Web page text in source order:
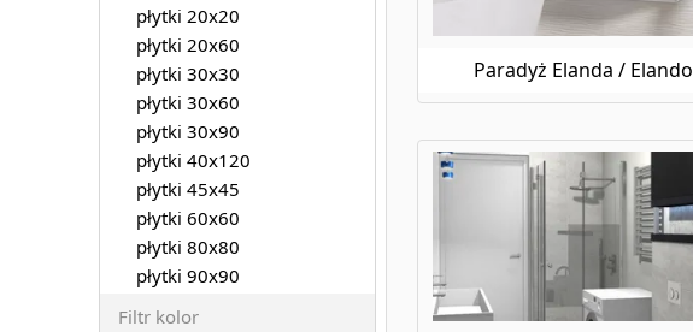
Paradyż Elanda / Elando
Paradyż Rustic Gold
Paradyż Rustland
Paradyż Salti
Paradyż Scandiano
Paradyż Scratch
Paradyż Semir
Paradyż Serene
Paradyż Smoothstone
Paradyż Spectre
Paradyż Sundown
Paradyż Sunnydust
Paradyż Tamoe
płytki 20x20
płytki 20x60
płytki 30x30
płytki 30x60
płytki 30x90
płytki 40x120
płytki 45x45
płytki 60x60
płytki 80x80
płytki 90x90
Filtr kolor